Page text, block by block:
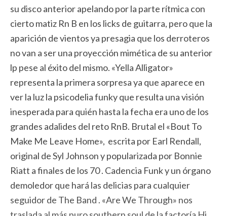
su disco anterior apelando por la parte rítmica con
cierto matiz Rn B en los licks de guitarra, pero que la
aparición de vientos ya presagia que los derroteros
no van a ser una proyección mimética de su anterior
lp pese al éxito del mismo. «Yella Alligator»
representa la primera sorpresa ya que aparece en
ver la luz la psicodelia funky que resulta una visión
inesperada para quién hasta la fecha era uno de los
grandes adalides del reto RnB. Brutal el «Bout To
Make Me Leave Home», escrita por Earl Rendall,
original de Syl Johnson y popularizada por Bonnie
Riatt a finales de los 70 . Cadencia Funk y un órgano
demoledor que hará las delicias para cualquier
seguidor de The Band . «Are We Through» nos